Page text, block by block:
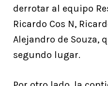
derrotar al equipo
Ricardo Cos N,
Alejandro de Souza,
segundo lugar.